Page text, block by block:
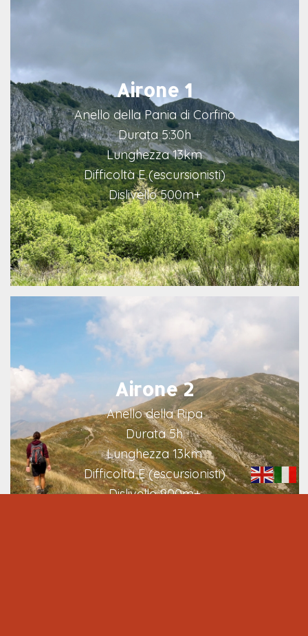
Airone 1
Anello della Pania di Corfino
Durata 5:30h
Lunghezza 13km
Difficoltà E (escursionisti)
Dislivello 500m+
Airone 2
Anello della Ripa
Durata 5h
Lunghezza 13km
Difficoltà E (escursionisti)
Dislivello 900m+